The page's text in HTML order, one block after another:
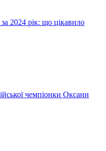
2024 рік: що цікавило
чемпіонки Оксани